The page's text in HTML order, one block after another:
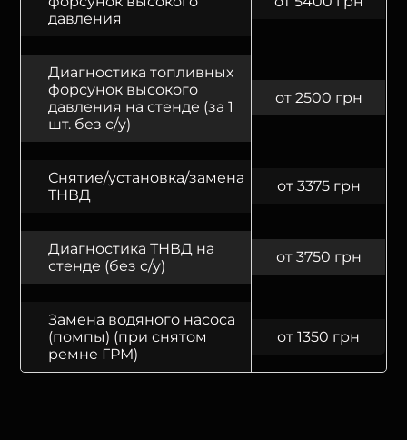
давления
Диагностика топливных
форсунок высокого
давления на стенде (за 1
шт. без с/у)
от 2500 грн
Снятие/установка/замена
ТНВД
от 3375 грн
Диагностика ТНВД на
стенде (без с/у)
от 3750 грн
Замена водяного насоса
(помпы) (при снятом
ремне ГРМ)
от 1350 грн